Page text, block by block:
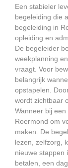
Een stabieler
begeleiding die
begeleiding in
opleiding en
De begeleider
weekplanning
vraagt. Voor
belangrijk
opstapelen.
wordt zichtbaar
Wanneer bij
Roermond om
maken. De
lezen, zelfzorg,
nieuwe stappen
betalen, een